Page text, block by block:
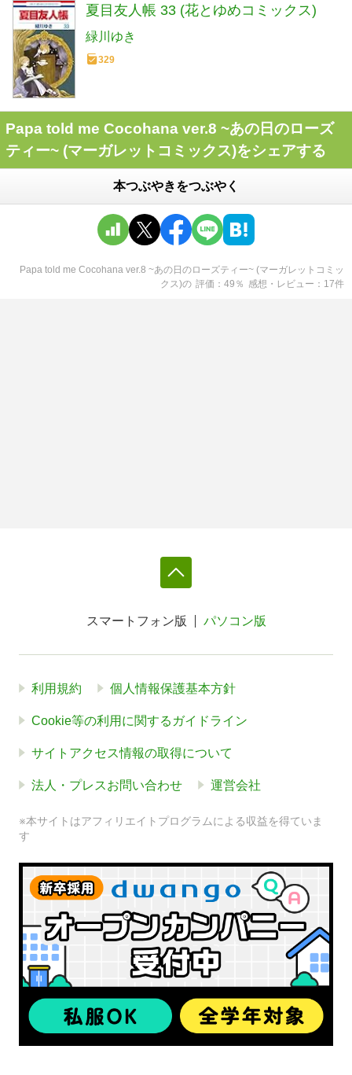
夏目友人帳 33 (花とゆめコミックス)
緑川ゆき
329
Papa told me Cocohana ver.8 ~あの日のローズ
ティー~ (マーガレットコミックス)をシェアする
本つぶやきをつぶやく
Papa told me Cocohana ver.8 ~あの日のローズティー~ (マーガレットコミッ
クス)の 評価 49 ％ 感想・レビュー 17件
スマートフォン版 パソコン版
利用規約 個人情報保護基本方針
Cookie等の利用に関するガイドライン
サイトアクセス情報の取得について
法人・プレスお問い合わせ 運営会社
※本サイトはアフィリエイトプログラムによる収益を得ていま
す